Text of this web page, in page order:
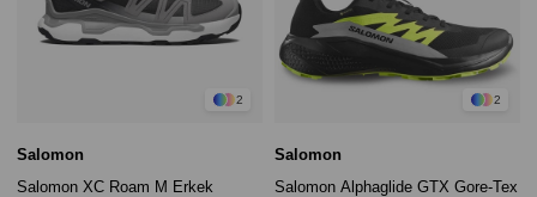
2
Salomon
Salomon XC Roam M Erkek
2
Salomon
Salomon Alphaglide GTX Gore-Tex